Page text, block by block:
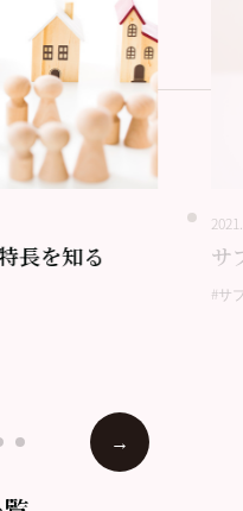
長を知る サ
#サ